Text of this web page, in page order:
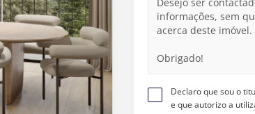
Declaro que sou o
e que autorizo a